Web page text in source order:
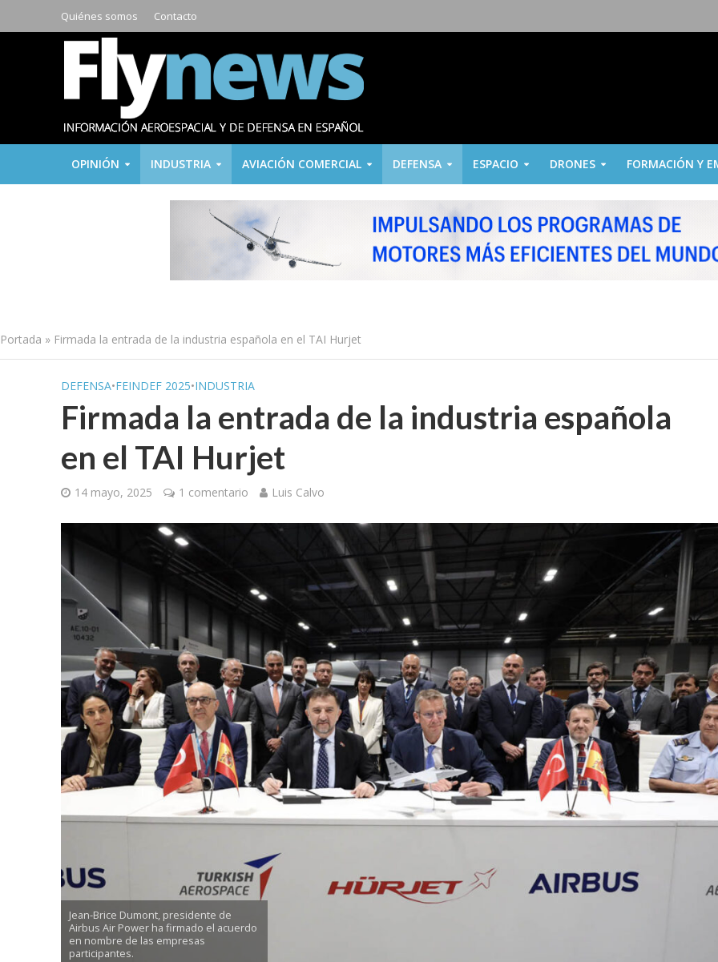
Quiénes somos Contacto
OPINIÓN INDUSTRIA AVIACIÓN COMERCIAL DEFENSA ESPACIO DRONES FORMACIÓN Y
Portada » Firmada la entrada de la industria española en el TAI Hurjet
DEFENSA•FEINDEF 2025•INDUSTRIA
Firmada la entrada de la industria española
en el TAI Hurjet
14 mayo, 2025 1 comentario Luis Calvo
Jean-Brice Dumont, presidente de
Airbus Air Power ha firmado el acuerdo
en nombre de las empresas
participantes.